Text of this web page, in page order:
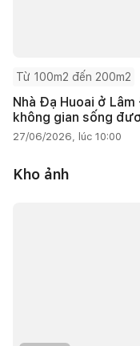
Từ 100m2 đến 200m2
Nhà Đạ Huoai ở
không gian sống
27/06/2026, lúc 10:00
Kho ảnh